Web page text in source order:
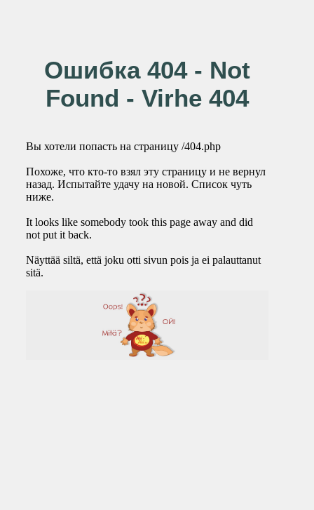
Ошибка 404 - Not
Found - Virhe 404
Вы хотели попасть на страницу /404.php
Похоже, что кто-то взял эту страницу и не вернул
назад. Испытайте удачу на новой. Список чуть
ниже.
It looks like somebody took this page away and did
not put it back.
Näyttää siltä, että joku otti sivun pois ja ei palauttanut
sitä.